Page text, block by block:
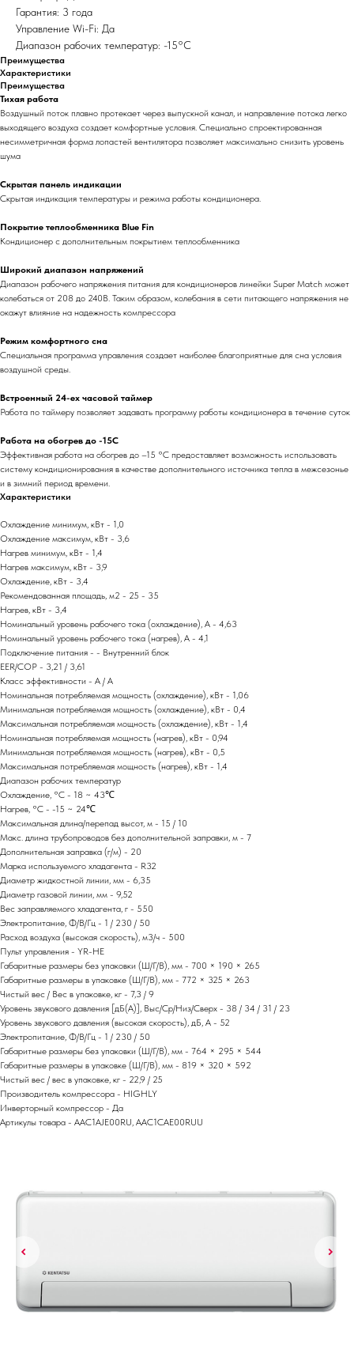
Гарантия: 3 года
Управление Wi-Fi: Да
Диапазон рабочих температур: -15°С
Преимущества
Характеристики
Преимущества
Тихая работа
Воздушный поток плавно протекает через выпускной канал, и направление потока легко
выходящего воздуха создает комфортные условия. Специально спроектированная
несимметричная форма лопастей вентилятора позволяет максимально снизить уровень
шума
Скрытая панель индикации
Скрытая индикация температуры и режима работы кондиционера.
Покрытие теплообменника Blue Fin
Кондиционер с дополнительным покрытием теплообменника
Широкий диапазон напряжений
Диапазон рабочего напряжения питания для кондиционеров линейки Super Match может
колебаться от 208 до 240В. Таким образом, колебания в сети питающего напряжения не
окажут влияние на надежность компрессора
Режим комфортного сна
Специальная программа управления создает наиболее благоприятные для сна условия
воздушной среды.
Встроенный 24-ех часовой таймер
Работа по таймеру позволяет задавать программу работы кондиционера в течение суток
Работа на обогрев до -15С
Эффективная работа на обогрев до –15 °С предоставляет возможность использовать
систему кондиционирования в качестве дополнительного источника тепла в межсезонье
и в зимний период времени.
Характеристики
Охлаждение минимум, кВт - 1,0
Охлаждение максимум, кВт - 3,6
Нагрев минимум, кВт - 1,4
Нагрев максимум, кВт - 3,9
Охлаждение, кВт - 3,4
Рекомендованная площадь, м2 - 25 - 35
Нагрев, кВт - 3,4
Номинальный уровень рабочего тока (охлаждение), А - 4,63
Номинальный уровень рабочего тока (нагрев), А - 4,1
Подключение питания - - Внутренний блок
EER/COP - 3,21 / 3,61
Класс эффективности - A / A
Номинальная потребляемая мощность (охлаждение), кВт - 1,06
Минимальная потребляемая мощность (охлаждение), кВт - 0,4
Максимальная потребляемая мощность (охлаждение), кВт - 1,4
Номинальная потребляемая мощность (нагрев), кВт - 0,94
Минимальная потребляемая мощность (нагрев), кВт - 0,5
Максимальная потребляемая мощность (нагрев), кВт - 1,4
Диапазон рабочих температур
Охлаждение, °С - 18 ~ 43℃
Нагрев, °С - -15 ~ 24℃
Максимальная длина/перепад высот, м - 15 / 10
Макс. длина трубопроводов без дополнительной заправки, м - 7
Дополнительная заправка (г/м) - 20
Марка используемого хладагента - R32
Диаметр жидкостной линии, мм - 6,35
Диаметр газовой линии, мм - 9,52
Вес заправляемого хладагента, г - 550
Электропитание, Ф/В/Гц - 1 / 230 / 50
Расход воздуха (высокая скорость), м3/ч - 500
Пульт управления - YR-HE
Габаритные размеры без упаковки (Ш/Г/В), мм - 700 × 190 × 265
Габаритные размеры в упаковке (Ш/Г/В), мм - 772 × 325 × 263
Чистый вес / Вес в упаковке, кг - 7,3 / 9
Уровень звукового давления [дБ(А)], Выс/Ср/Низ/Сверх - 38 / 34 / 31 / 23
Уровень звукового давления (высокая скорость), дБ, А - 52
Электропитание, Ф/В/Гц - 1 / 230 / 50
Габаритные размеры без упаковки (Ш/Г/В), мм - 764 × 295 × 544
Габаритные размеры в упаковке (Ш/Г/В), мм - 819 × 320 × 592
Чистый вес / вес в упаковке, кг - 22,9 / 25
Производитель компрессора - HIGHLY
Инверторный компрессор - Да
Артикулы товара - AAC1AJE00RU, AAC1CAE00RUU